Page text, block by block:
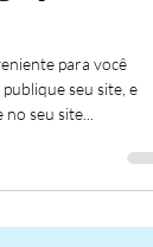
a partir do
para você
seu site...